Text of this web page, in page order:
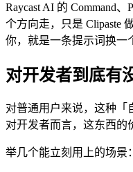
Raycast AI 的 Command
个方向走，只是 Clipaste
你，就是一条提示词换一
对开发者到底有
对普通用户来说，这种「
对开发者而言，这东西的
举几个能立刻用上的场景：